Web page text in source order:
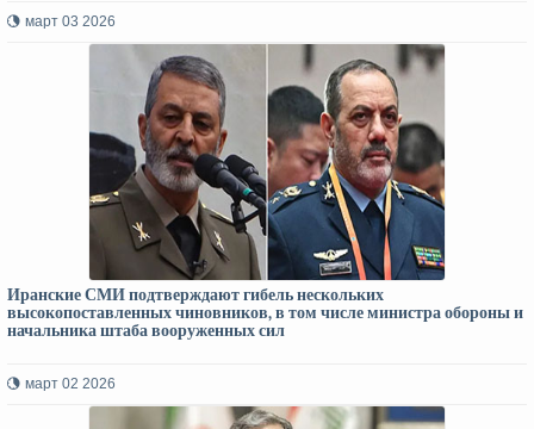
март 03 2026
Иранские СМИ подтверждают гибель нескольких
высокопоставленных чиновников, в том числе министра обороны и
начальника штаба вооруженных сил
март 02 2026